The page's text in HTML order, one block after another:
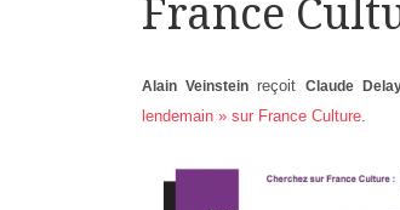
France
Alain Veinsteinreçoit Claude
lendemain » sur France Culture.